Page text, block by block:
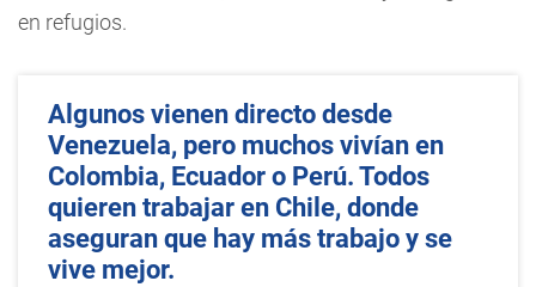
en refugios.
Algunos vienen directo desde
Venezuela, pero muchos vivían en
Colombia, Ecuador o Perú. Todos
quieren trabajar en Chile, donde
aseguran que hay más trabajo y se
vive mejor.